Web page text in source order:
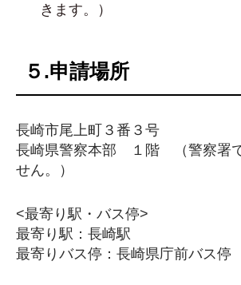
きます。）
５.申請場所
長崎市尾上町３番３号
長崎県警察本部 １階 （警察署
せん。）
<最寄り駅・バス停>
最寄り駅：長崎駅
最寄りバス停：長崎県庁前バス停